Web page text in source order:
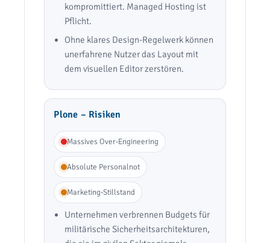
kompromittiert. Managed Hosting ist
Pflicht.
Ohne klares Design-Regelwerk können
unerfahrene Nutzer das Layout mit
dem visuellen Editor zerstören.
Plone – Risiken
Massives Over-Engineering
Absolute Personalnot
Marketing-Stillstand
Unternehmen verbrennen Budgets für
militärische Sicherheitsarchitekturen,